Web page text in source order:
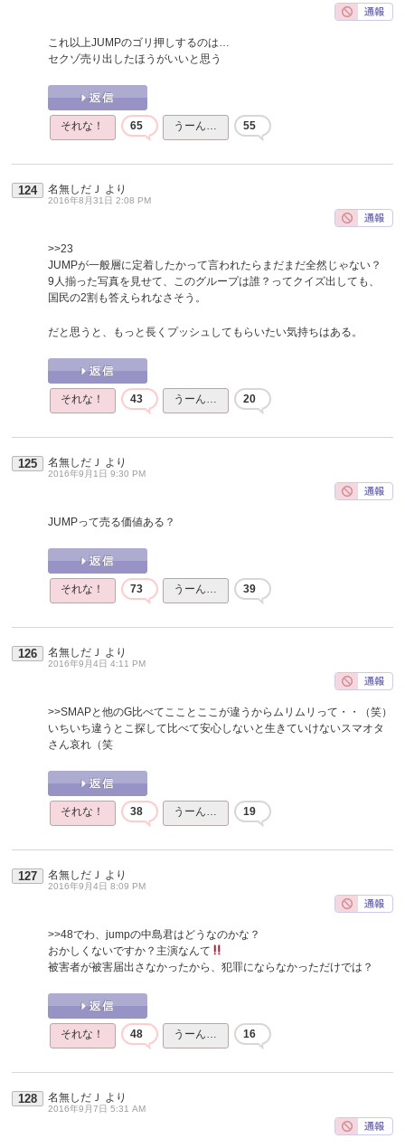
これ以上JUMPのゴリ押しするのは…
セクゾ売り出したほうがいいと思う
それな！ 65 うーん… 55
124 名無しだＪ より
2016年8月31日 2:08 PM
>>23
JUMPが一般層に定着したかって言われたらまだまだ全然じゃない？
9人揃った写真を見せて、このグループは誰？ってクイズ出しても、
国民の2割も答えられなさそう。
だと思うと、もっと長くプッシュしてもらいたい気持ちはある。
それな！ 43 うーん… 20
125 名無しだＪ より
2016年9月1日 9:30 PM
JUMPって売る価値ある？
それな！ 73 うーん… 39
126 名無しだＪ より
2016年9月4日 4:11 PM
>>SMAPと他のG比べてこことここが違うからムリムリって・・（笑）
いちいち違うとこ探して比べて安心しないと生きていけないスマオタ
さん哀れ（笑
それな！ 38 うーん… 19
127 名無しだＪ より
2016年9月4日 8:09 PM
>>48でわ、jumpの中島君はどうなのかな？
おかしくないですか？主演なんて
被害者が被害届出さなかったから、犯罪にならなかっただけでは？
それな！ 48 うーん… 16
128 名無しだＪ より
2016年9月7日 5:31 AM